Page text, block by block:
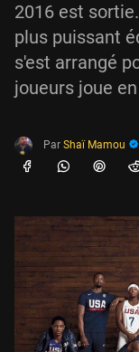
2016 est
plus puissant
s'est arrangé
joueurs joue
Par Shaï Mamou